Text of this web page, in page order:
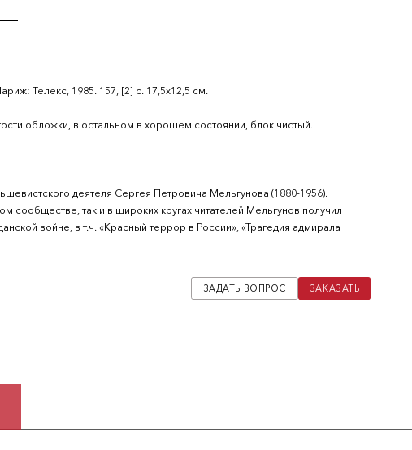
Телекс, 1985. 157, [2] с. 17,5х12,5 см.
обложки, в остальном в хорошем состоянии, блок чистый.
деятеля Сергея Петровича Мельгунова (1880-1956).
сообществе, так и в широких кругах читателей Мельгунов получил
войне, в т.ч. «Красный террор в России», «Трагедия адмирала
ЗАДАТЬ ВОПРОС ЗАКАЗАТЬ